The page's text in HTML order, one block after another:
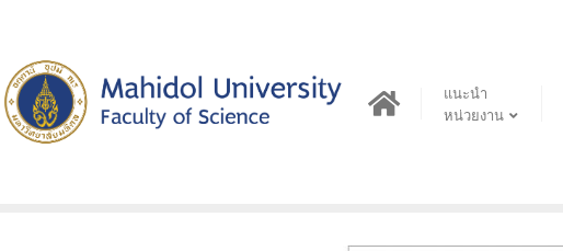
content
แนะนำ
หน่วยงาน